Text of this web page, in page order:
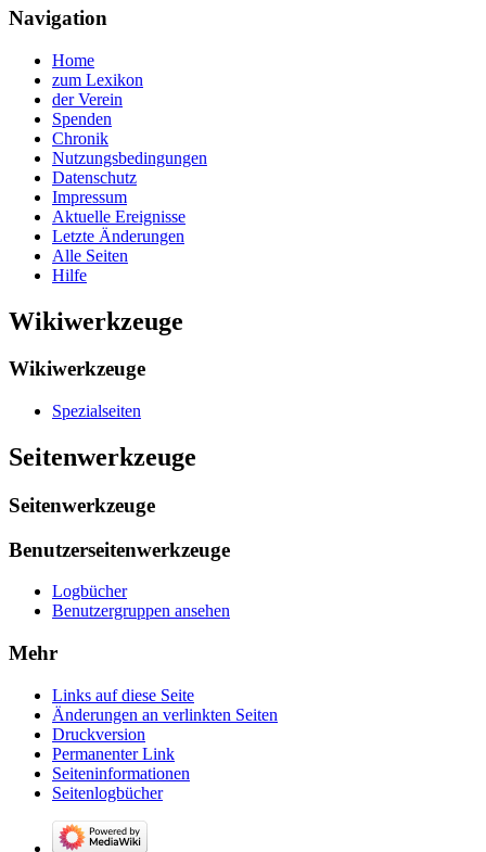
Navigation
Home
zum Lexikon
der Verein
Spenden
Chronik
Nutzungsbedingungen
Datenschutz
Impressum
Aktuelle Ereignisse
Letzte Änderungen
Alle Seiten
Hilfe
Wikiwerkzeuge
Wikiwerkzeuge
Spezialseiten
Seitenwerkzeuge
Seitenwerkzeuge
Benutzerseitenwerkzeuge
Logbücher
Benutzergruppen ansehen
Mehr
Links auf diese Seite
Änderungen an verlinkten Seiten
Druckversion
Permanenter Link
Seiten­­informationen
Seitenlogbücher